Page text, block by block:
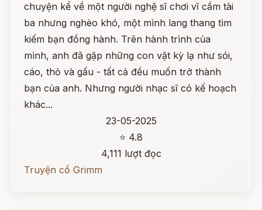
chuyện kể về một người nghệ sĩ chơi vĩ cầm tài
ba nhưng nghèo khó, một mình lang thang tìm
kiếm bạn đồng hành. Trên hành trình của
mình, anh đã gặp những con vật kỳ lạ như sói,
cáo, thỏ và gấu - tất cả đều muốn trở thành
bạn của anh. Nhưng người nhạc sĩ có kế hoạch
khác...
23-05-2025
⭐ 4.8
4,111 lượt đọc
Truyện cổ Grimm